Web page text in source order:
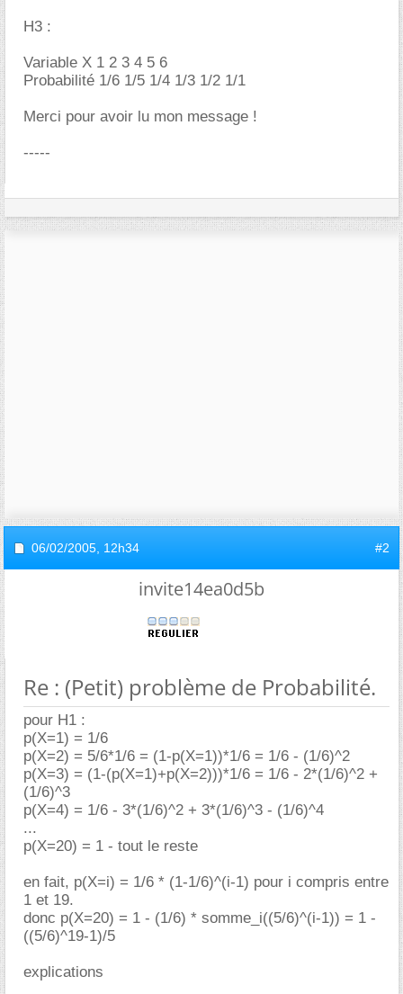
H3 :
Variable X 1 2 3 4 5 6
Probabilité 1/6 1/5 1/4 1/3 1/2 1/1
Merci pour avoir lu mon message !
-----
06/02/2005, 12h34 #2
invite14ea0d5b
Re : (Petit) problème de Probabilité.
pour H1 :
p(X=1) = 1/6
p(X=2) = 5/6*1/6 = (1-p(X=1))*1/6 = 1/6 - (1/6)^2
p(X=3) = (1-(p(X=1)+p(X=2)))*1/6 = 1/6 - 2*(1/6)^2 +
(1/6)^3
p(X=4) = 1/6 - 3*(1/6)^2 + 3*(1/6)^3 - (1/6)^4
...
p(X=20) = 1 - tout le reste
en fait, p(X=i) = 1/6 * (1-1/6)^(i-1) pour i compris entre
1 et 19.
donc p(X=20) = 1 - (1/6) * somme_i((5/6)^(i-1)) = 1 -
((5/6)^19-1)/5
explications